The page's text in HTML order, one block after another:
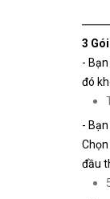
3
-
đó
-
đầu